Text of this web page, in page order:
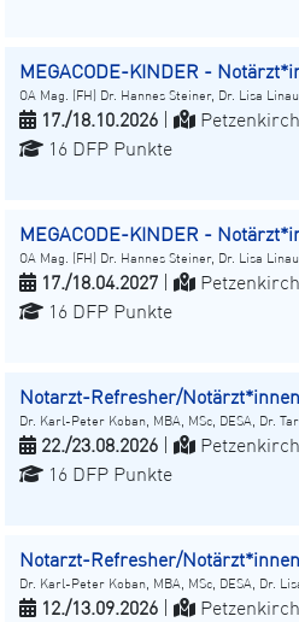
MEGACODE-KINDER -
OA Mag. (FH) Dr. Hannes Steiner, Dr. Lisa
17./18.10.2026
16 DFP Punkte
MEGACODE-KINDER -
OA Mag. (FH) Dr. Hannes Steiner, Dr. Lisa
17./18.04.2027
16 DFP Punkte
Notarzt-Refresher/
Dr. Karl-Peter Koban, MBA, MSc, DESA, Dr.
22./23.08.2026
16 DFP Punkte
Notarzt-Refresher/
Dr. Karl-Peter Koban, MBA, MSc, DESA, Dr.
12./13.09.2026